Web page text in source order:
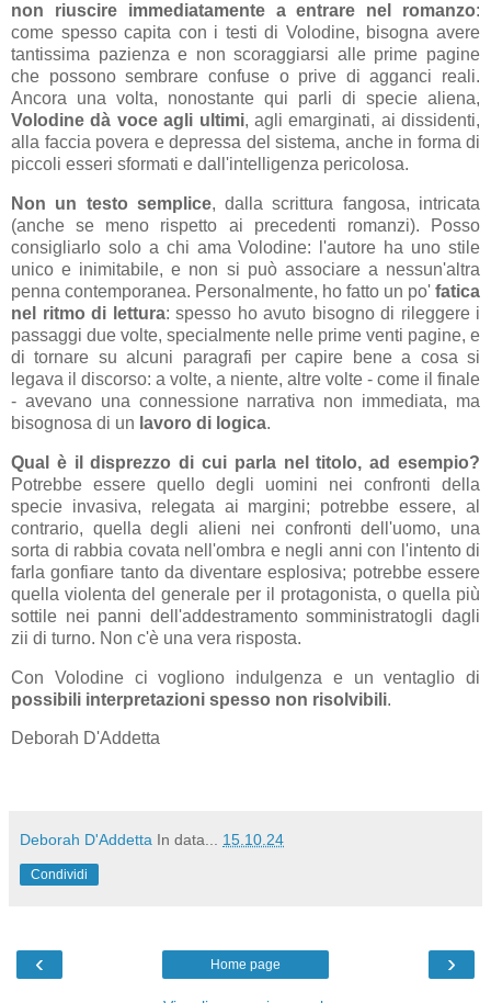
non riuscire immediatamente a entrare nel romanzo:
come spesso capita con i testi di Volodine, bisogna avere
tantissima pazienza e non scoraggiarsi alle prime pagine
che possono sembrare confuse o prive di agganci reali.
Ancora una volta, nonostante qui parli di specie aliena,
Volodine dà voce agli ultimi, agli emarginati, ai dissidenti,
alla faccia povera e depressa del sistema, anche in forma di
piccoli esseri sformati e dall'intelligenza pericolosa.
Non un testo semplice, dalla scrittura fangosa, intricata
(anche se meno rispetto ai precedenti romanzi). Posso
consigliarlo solo a chi ama Volodine: l'autore ha uno stile
unico e inimitabile, e non si può associare a nessun'altra
penna contemporanea. Personalmente, ho fatto un po' fatica
nel ritmo di lettura: spesso ho avuto bisogno di rileggere i
passaggi due volte, specialmente nelle prime venti pagine, e
di tornare su alcuni paragrafi per capire bene a cosa si
legava il discorso: a volte, a niente, altre volte - come il finale
- avevano una connessione narrativa non immediata, ma
bisognosa di un lavoro di logica.
Qual è il disprezzo di cui parla nel titolo, ad esempio?
Potrebbe essere quello degli uomini nei confronti della
specie invasiva, relegata ai margini; potrebbe essere, al
contrario, quella degli alieni nei confronti dell'uomo, una
sorta di rabbia covata nell'ombra e negli anni con l'intento di
farla gonfiare tanto da diventare esplosiva; potrebbe essere
quella violenta del generale per il protagonista, o quella più
sottile nei panni dell'addestramento somministratogli dagli
zii di turno. Non c'è una vera risposta.
Con Volodine ci vogliono indulgenza e un ventaglio di
possibili interpretazioni spesso non risolvibili.
Deborah D'Addetta
Deborah D'Addetta In data... 15.10.24
Condividi
‹ ›
Home page